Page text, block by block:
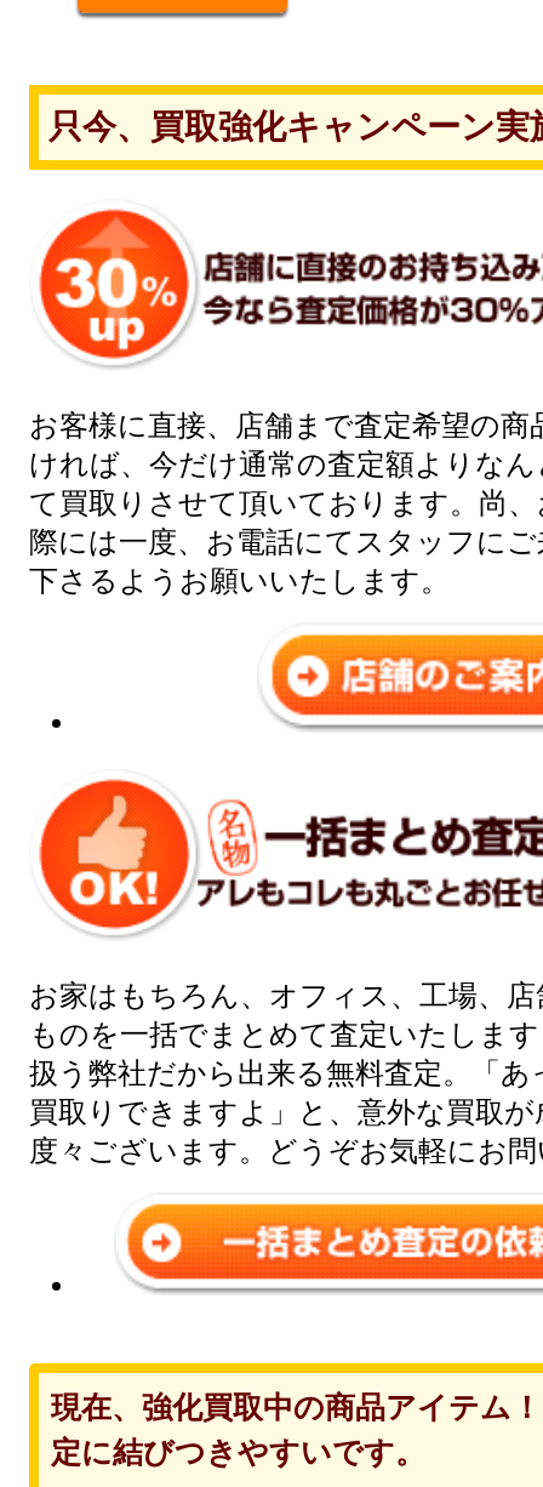
只今、買取強化キャンペーン実
お客様に直接、店舗まで査定希望の商
ければ、今だけ通常の査定額よりな
て買取りさせて頂いております。尚
際には一度、お電話にてスタッフに
下さるようお願いいたします。
お家はもちろん、オフィス、工場、
ものを一括でまとめて査定いたしま
扱う弊社だから出来る無料査定。「
買取りできますよ」と、意外な買取
度々ございます。どうぞお気軽にお
現在、強化買取中の商品アイテム
定に結びつきやすいです。